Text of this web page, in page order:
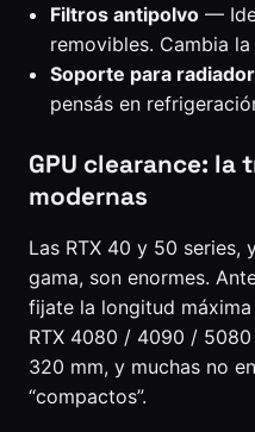
Filtros antipolvo —
removibles. Cambia
Soporte para radiador
pensás en
GPU clearance: la
modernas
Las RTX 40 y 50 series,
gama, son enormes.
fijate la longitud
RTX 4080 / 4090 /
320 mm, y muchas no
“compactos”.